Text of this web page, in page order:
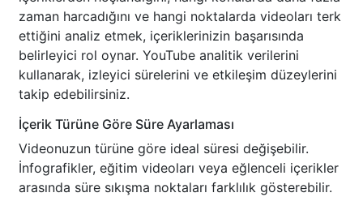
zaman harcadığını ve hangi noktalarda videoları terk
ettiğini analiz etmek, içeriklerinizin başarısında
belirleyici rol oynar. YouTube analitik verilerini
kullanarak, izleyici sürelerini ve etkileşim düzeylerini
takip edebilirsiniz.
İçerik Türüne Göre Süre Ayarlaması
Videonuzun türüne göre ideal süresi değişebilir.
İnfografikler, eğitim videoları veya eğlenceli içerikler
arasında süre sıkışma noktaları farklılık gösterebilir.